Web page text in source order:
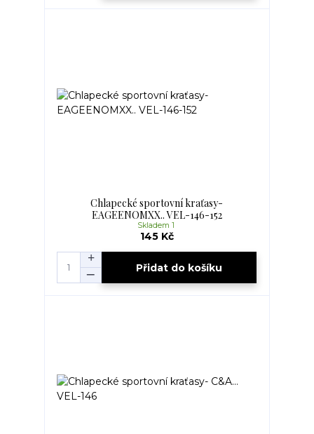
Chlapecké sportovní kraťasy-
EAGEENOMXX.. VEL-146-152
145 Kč
Skladem 1
Přidat do košíku